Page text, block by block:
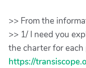
>> From the
>> 1/ I need you
the charter for each
https://